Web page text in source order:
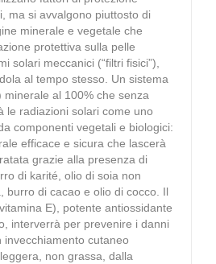
ma si avvalgono piuttosto di
minerale e vegetale che
protettiva sulla pelle
solari meccanici (“filtri fisici”),
al tempo stesso. Un sistema
minerale al 100% che senza
le radiazioni solari come uno
componenti vegetali e biologici:
efficace e sicura che lascerà
grazie alla presenza di
di karité, olio di soia non
burro di cacao e olio di cocco. Il
E), potente antiossidante
interverrà per prevenire i danni
cutaneo
non grassa, dalla